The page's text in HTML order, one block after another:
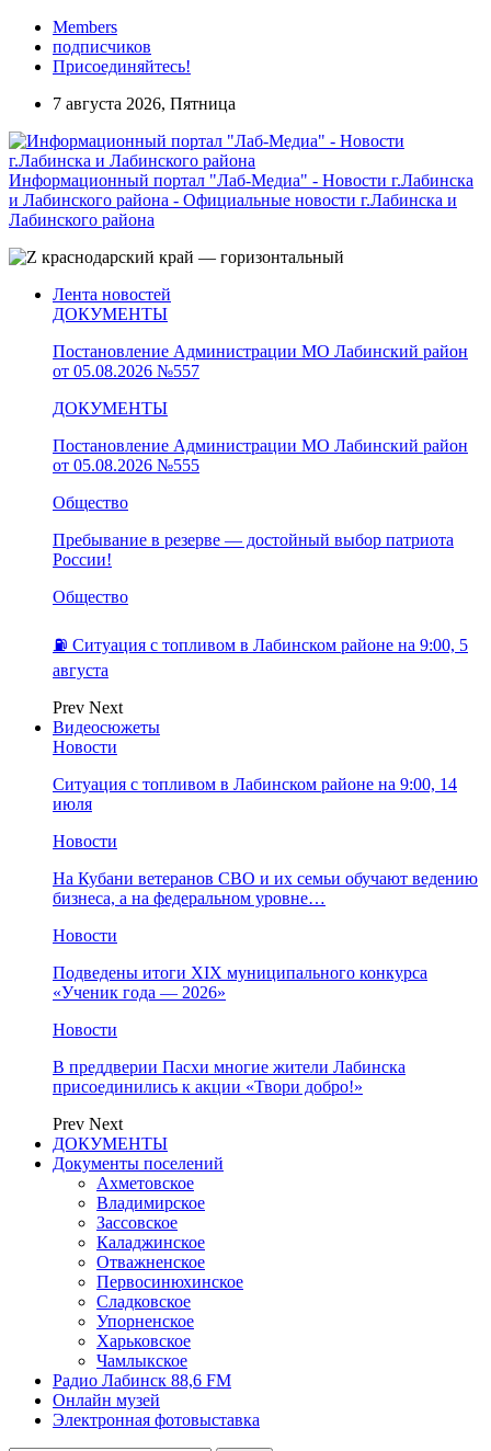
Members
подписчиков
Присоединяйтесь!
7 августа 2026, Пятница
Информационный портал "Лаб-Медиа" - Новости г.Лабинска
и Лабинского района - Официальные новости г.Лабинска и
Лабинского района
Лента новостей
ДОКУМЕНТЫ
Постановление Администрации МО Лабинский район
от 05.08.2026 №557
ДОКУМЕНТЫ
Постановление Администрации МО Лабинский район
от 05.08.2026 №555
Общество
Пребывание в резерве — достойный выбор патриота
России!
Общество
⛽️ Ситуация с топливом в Лабинском районе на 9:00, 5
августа
Prev Next
Видеосюжеты
Новости
Ситуация с топливом в Лабинском районе на 9:00, 14
июля
Новости
На Кубани ветеранов СВО и их семьи обучают ведению
бизнеса, а на федеральном уровне…
Новости
Подведены итоги XIX муниципального конкурса
«Ученик года — 2026»
Новости
В преддверии Пасхи многие жители Лабинска
присоединились к акции «Твори добро!»
Prev Next
ДОКУМЕНТЫ
Документы поселений
Ахметовское
Владимирское
Зассовское
Каладжинское
Отважненское
Первосинюхинское
Сладковское
Упорненское
Харьковское
Чамлыкское
Радио Лабинск 88,6 FM
Онлайн музей
Электронная фотовыставка